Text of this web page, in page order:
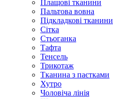
Плащові тканини
Пальтова вовна
Підкладкові тканини
Сітка
Стьоганка
Тафта
Тенсель
Трикотаж
Тканина з паєтками
Хутро
Чоловіча лінія